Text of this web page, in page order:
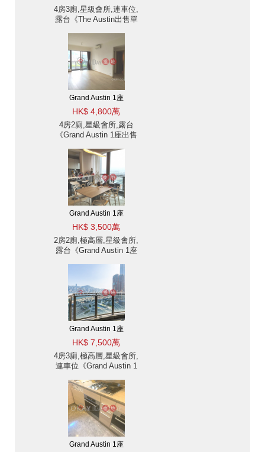
4房3廁,星級會所,連車位,
露台《The Austin出售單
Grand Austin 1座
HK$ 4,800萬
4房2廁,星級會所,露台
《Grand Austin 1座出售
Grand Austin 1座
HK$ 3,500萬
2房2廁,極高層,星級會所,
露台《Grand Austin 1座
Grand Austin 1座
HK$ 7,500萬
4房3廁,極高層,星級會所,
連車位《Grand Austin 1
Grand Austin 1座